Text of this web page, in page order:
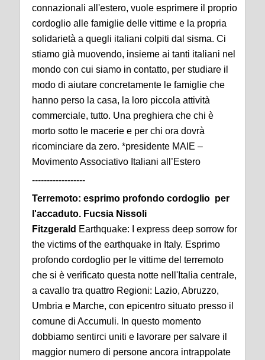
connazionali all'estero, vuole esprimere il proprio
cordoglio alle famiglie delle vittime e la propria
solidarietà a quegli italiani colpiti dal sisma. Ci
stiamo già muovendo, insieme ai tanti italiani nel
mondo con cui siamo in contatto, per studiare il
modo di aiutare concretamente le famiglie che
hanno perso la casa, la loro piccola attività
commerciale, tutto. Una preghiera che chi è
morto sotto le macerie e per chi ora dovrà
ricominciare da zero. *presidente MAIE –
Movimento Associativo Italiani all’Estero
------------------
Terremoto: esprimo profondo cordoglio per
l'accaduto. Fucsia Nissoli
Fitzgerald Earthquake: I express deep sorrow for
the victims of the earthquake in Italy. Esprimo
profondo cordoglio per le vittime del terremoto
che si è verificato questa notte nell'Italia centrale,
a cavallo tra quattro Regioni: Lazio, Abruzzo,
Umbria e Marche, con epicentro situato presso il
comune di Accumuli. In questo momento
dobbiamo sentirci uniti e lavorare per salvare il
maggior numero di persone ancora intrappolate